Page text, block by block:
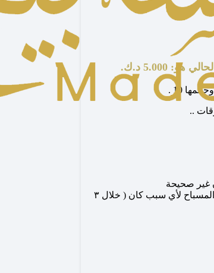
هو: 5.000 د.ك.
..
غير صحيحة
في حال لم تكن هالشروط موجودة ويرغب الشاري في ارجاع المسباح لأي سبب كان ( خلال ٣